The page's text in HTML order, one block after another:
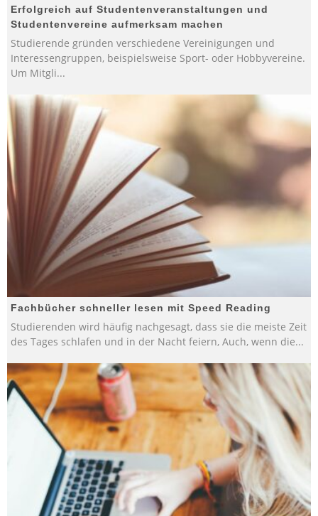
Erfolgreich auf Studentenveranstaltungen und
Studentenvereine aufmerksam machen
Studierende gründen verschiedene Vereinigungen und
Interessengruppen, beispielsweise Sport- oder Hobbyvereine.
Um Mitgli...
Fachbücher schneller lesen mit Speed Reading
Studierenden wird häufig nachgesagt, dass sie die meiste Zeit
des Tages schlafen und in der Nacht feiern, Auch, wenn die...